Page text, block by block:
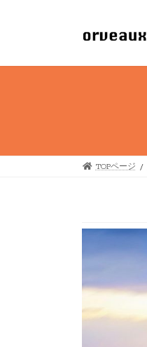
ツ
シ
TOPページ